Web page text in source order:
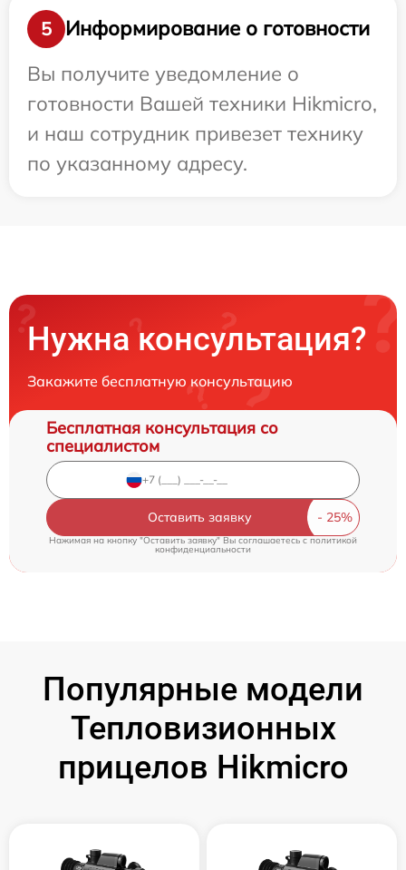
5
Информирование о готовности
Вы получите уведомление о
готовности Вашей техники Hikmicro,
и наш сотрудник привезет технику
по указанному адресу.
Нужна консультация?
Закажите бесплатную консультацию
Бесплатная консультация со
специалистом
Оставить заявку
Нажимая на кнопку "Оставить заявку" Вы соглашаетесь cполитикой
конфиденциальности
Популярные модели
Тепловизионных
прицелов Hikmicro